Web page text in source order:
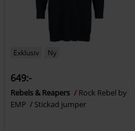
Exklusiv Ny
649:-
Rebels & Reapers
Rock Rebel by
EMP
Stickad jumper